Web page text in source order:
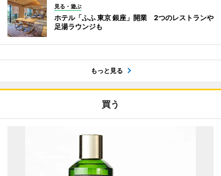
見る・遊ぶ
ホテル「ふふ 東京 銀座」開業 2つのレストランや
足湯ラウンジも
もっと見る
買う